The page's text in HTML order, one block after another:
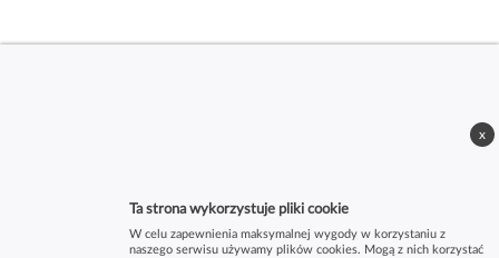
Ta strona wykorzystuje pliki cookie
W celu zapewnienia maksymalnej wygody w korzystaniu z
naszego serwisu używamy plików cookies. Mogą z nich korzystać
x